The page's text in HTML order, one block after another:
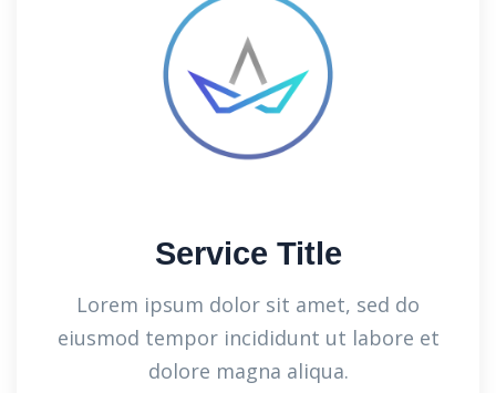
Service Title
Lorem ipsum dolor sit amet, sed do
eiusmod tempor incididunt ut labore et
dolore magna aliqua.